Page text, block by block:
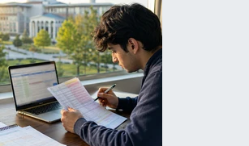
Spor
Teknoloji
Yaşam